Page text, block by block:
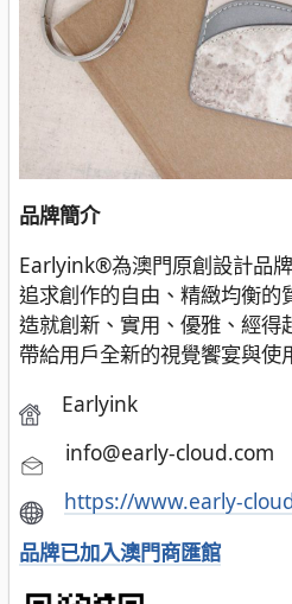
品牌簡介
Earlyink®為澳門原創設計品
追求創作的自由、精緻均衡的
造就創新、實用、優雅、經得
帶給用戶全新的視覺饗宴與使
Earlyink
info@early-cloud.com
https://www.early-
品牌已加入澳門商匯館